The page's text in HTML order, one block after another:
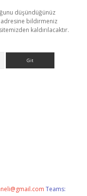
düşündüğünüz
adresine bildirmeniz
kaldırılacaktır.
Teams: